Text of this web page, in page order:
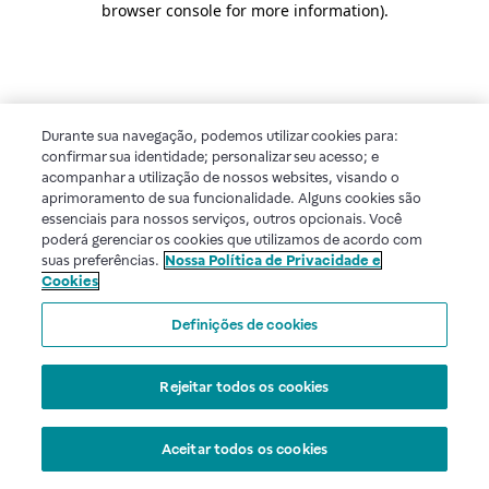
browser console for more information).
Durante sua navegação, podemos utilizar cookies para:
confirmar sua identidade; personalizar seu acesso; e
acompanhar a utilização de nossos websites, visando o
aprimoramento de sua funcionalidade. Alguns cookies são
essenciais para nossos serviços, outros opcionais. Você
poderá gerenciar os cookies que utilizamos de acordo com
suas preferências. Nossa Política de Privacidade e
Cookies
Definições de cookies
Rejeitar todos os cookies
Aceitar todos os cookies